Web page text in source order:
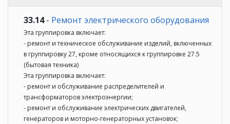
33.14- Ремонт электрического оборудования
Эта группировка включает:
- ремонт и техническое обслуживание изделий, включенных
в группировку 27, кроме относящихся к группировке 27.5
(бытовая техника)
Эта группировка включает:
- ремонт и обслуживание распределителей и
трансформаторов электроэнергии;
- ремонт и обслуживание электрических двигателей,
генераторов и моторно-генераторных установок;